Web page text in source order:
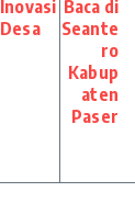
Inovasi
Desa
Baca di
Seante
ro
Kabup
aten
Paser